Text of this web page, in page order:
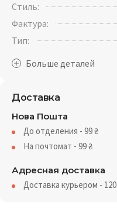
Стиль:
Фактура:
Тип:
Доставка
Нова Пошта
До отделения - 99₴
На почтомат - 99₴
Адресная доставка
Доставка курьером - 120